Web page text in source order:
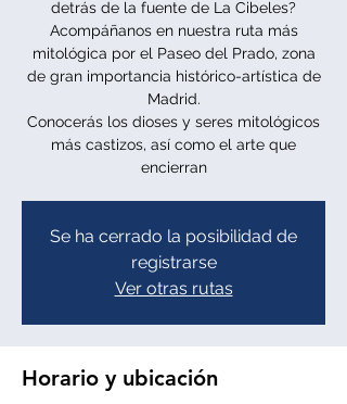
detrás de la fuente de La Cibeles?
Acompáñanos en nuestra ruta más
mitológica por el Paseo del Prado, zona
de gran importancia histórico-artística de
Madrid.
Conocerás los dioses y seres mitológicos
más castizos, así como el arte que
encierran
Se ha cerrado la posibilidad de
registrarse
Ver otras rutas
Horario y ubicación